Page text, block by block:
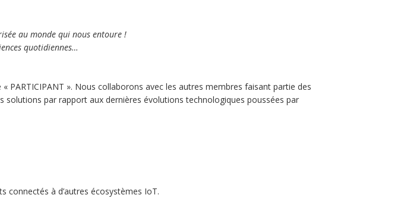
au monde qui nous entoure !
quotidiennes…
PARTICIPANT ». Nous collaborons avec les autres membres faisant partie des
par rapport aux dernières évolutions technologiques poussées par
connectés à d’autres écosystèmes IoT.